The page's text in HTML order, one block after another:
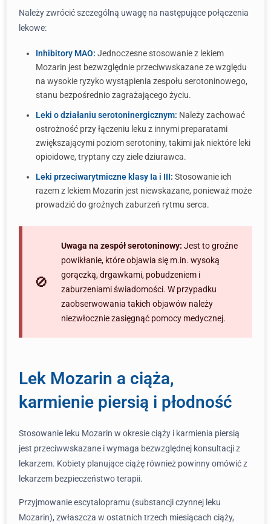
Należy zwrócić szczególną uwagę na następujące połączenia
lekowe:
Inhibitory MAO: Jednoczesne stosowanie z lekiem
Mozarin jest bezwzględnie przeciwwskazane ze względu
na wysokie ryzyko wystąpienia zespołu serotoninowego,
stanu bezpośrednio zagrażającego życiu.
Leki o działaniu serotoninergicznym: Należy zachować
ostrożność przy łączeniu leku z innymi preparatami
zwiększającymi poziom serotoniny, takimi jak niektóre leki
opioidowe, tryptany czy ziele dziurawca.
Leki przeciwarytmiczne klasy Ia i III: Stosowanie ich
razem z lekiem Mozarin jest niewskazane, ponieważ może
prowadzić do groźnych zaburzeń rytmu serca.
Uwaga na zespół serotoninowy: Jest to groźne
powikłanie, które objawia się m.in. wysoką
gorączką, drgawkami, pobudzeniem i
zaburzeniami świadomości. W przypadku
zaobserwowania takich objawów należy
niezwłocznie zasięgnąć pomocy medycznej.
Lek Mozarin a ciąża,
karmienie piersią i płodność
Stosowanie leku Mozarin w okresie ciąży i karmienia piersią
jest przeciwwskazane i wymaga bezwzględnej konsultacji z
lekarzem. Kobiety planujące ciążę również powinny omówić z
lekarzem bezpieczeństwo terapii.
Przyjmowanie escytalopramu (substancji czynnej leku
Mozarin), zwłaszcza w ostatnich trzech miesiącach ciąży,